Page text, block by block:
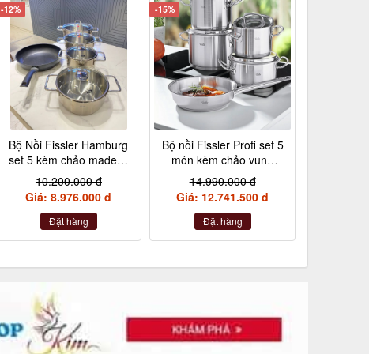
-12%
Bộ Nồi Fissler Hamburg
set 5 kèm chảo made in
Germany nội địa Đức
10.200.000 đ
Giá: 8.976.000 đ
Đặt hàng
-15%
Bộ nồi Fissler Profi set 5
món kèm chảo vung
kính made in Germany
14.990.000 đ
Giá: 12.741.500 đ
Đặt hàng